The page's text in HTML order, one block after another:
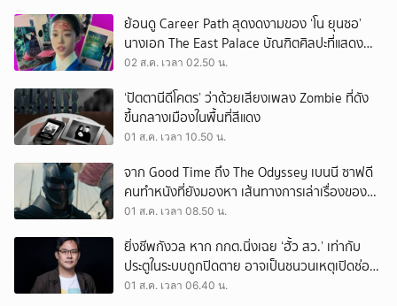
ย้อนดู Career Path สุดงดงามของ ‘โน ยุนซอ’
นางเอก The East Palace บัณฑิตศิลปะที่แสดง
เรื่องไหนก็ปัง
02 ส.ค. เวลา 02.50 น.
‘ปัตตานีดีโคตร’ ว่าด้วยเสียงเพลง Zombie ที่ดัง
ขึ้นกลางเมืองในพื้นที่สีแดง
01 ส.ค. เวลา 10.50 น.
จาก Good Time ถึง The Odyssey เบนนี ซาฟดี
คนทำหนังที่ยังมองหา เส้นทางการเล่าเรื่องของตัว
เอง
01 ส.ค. เวลา 08.50 น.
ยิ่งชีพกังวล หาก กกต.นิ่งเฉย ‘ฮั้ว สว.’ เท่ากับ
ประตูในระบบถูกปิดตาย อาจเป็นชนวนเหตุเปิดช่อง
‘ลงถนน’
01 ส.ค. เวลา 06.40 น.